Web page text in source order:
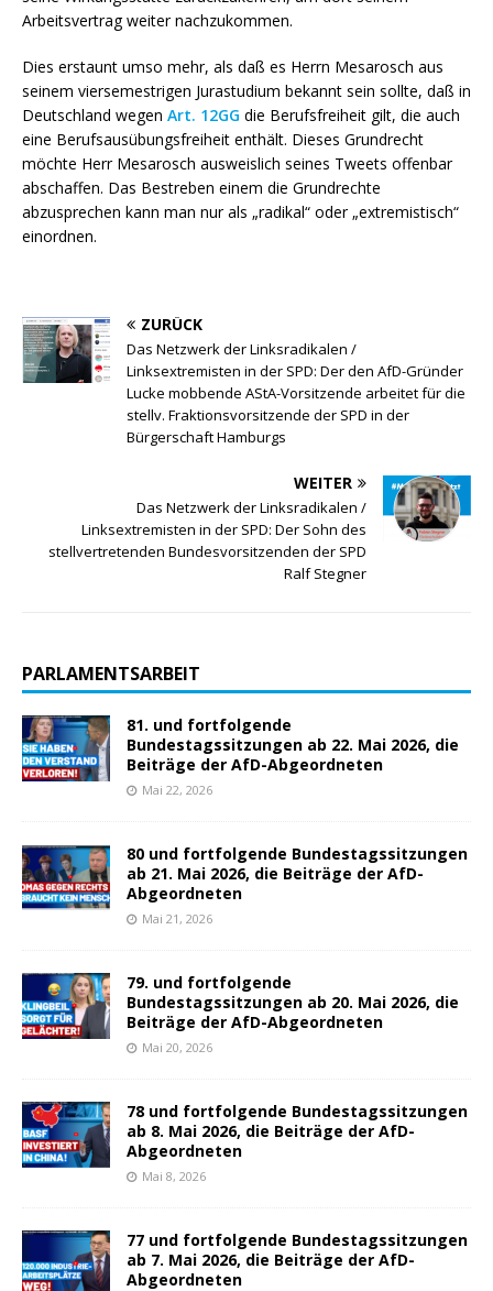
Arbeitsvertrag weiter nachzukommen.
Dies erstaunt umso mehr, als daß es Herrn Mesarosch aus
seinem viersemestrigen Jurastudium bekannt sein sollte, daß in
Deutschland wegen Art. 12GG die Berufsfreiheit gilt, die auch
eine Berufsausübungsfreiheit enthält. Dieses Grundrecht
möchte Herr Mesarosch ausweislich seines Tweets offenbar
abschaffen. Das Bestreben einem die Grundrechte
abzusprechen kann man nur als „radikal“ oder „extremistisch“
einordnen.
ZURÜCK
Das Netzwerk der Linksradikalen /
Linksextremisten in der SPD: Der den AfD-Gründer
Lucke mobbende AStA-Vorsitzende arbeitet für die
stellv. Fraktionsvorsitzende der SPD in der
Bürgerschaft Hamburgs
WEITER
Das Netzwerk der Linksradikalen /
Linksextremisten in der SPD: Der Sohn des
stellvertretenden Bundesvorsitzenden der SPD
Ralf Stegner
PARLAMENTSARBEIT
81. und fortfolgende
Bundestagssitzungen ab 22. Mai 2026, die
Beiträge der AfD-Abgeordneten
Mai 22, 2026
80 und fortfolgende Bundestagssitzungen
ab 21. Mai 2026, die Beiträge der AfD-
Abgeordneten
Mai 21, 2026
79. und fortfolgende
Bundestagssitzungen ab 20. Mai 2026, die
Beiträge der AfD-Abgeordneten
Mai 20, 2026
78 und fortfolgende Bundestagssitzungen
ab 8. Mai 2026, die Beiträge der AfD-
Abgeordneten
Mai 8, 2026
77 und fortfolgende Bundestagssitzungen
ab 7. Mai 2026, die Beiträge der AfD-
Abgeordneten